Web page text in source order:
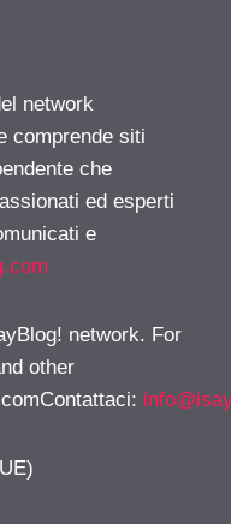
network
comprende siti
che
ed esperti
e
network. For
other
: